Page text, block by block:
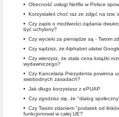
• Obecność usługi Netflix w Polsce
• Korzystałeś choć raz ze zdjęć na tzw.
• Czy zapis o możliwości żądania
być uchylony?
• Czy wycieki za pieniądze są - Twoim
• Czy sądzisz, że Alphabet ułatwi
• Czy wierzysz, że stała cena książki
wydawniczego?
• Czy Kancelaria Prezydenta powinna
swobodnych zasadach?
• Jak długo korzystasz z ePUAP
• Czy zgodzisz się, że "dialog
• Czy Twoim zdaniem "podatek od
funkcjonował w całej UE?